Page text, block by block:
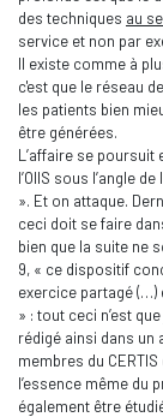
des techniques au
service et non par
Il existe comme à
c'est que le réseau
les patients bien
être générées.
L’affaire se poursuit
l’OIIS sous l’angle
». Et on attaque.
ceci doit se faire
bien que la suite ne
9, « ce dispositif
exercice partagé (…)
» : tout ceci n’est
rédigé ainsi dans un
membres du
l’essence même du
également être